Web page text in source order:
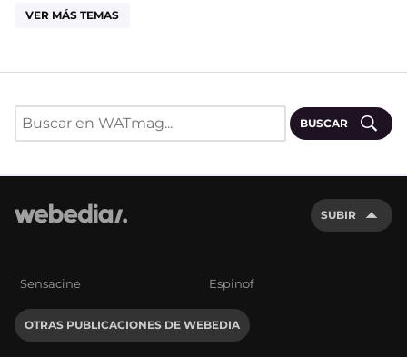
VER MÁS TEMAS
BUSCAR
SUBIR
Sensacine Espinof
OTRAS PUBLICACIONES DE WEBEDIA